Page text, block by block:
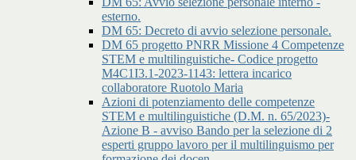
esterno.
DM 65: Decreto di avvio selezione personale.
DM 65 progetto PNRR Missione 4 Competenze
STEM e multilinguistiche- Codice progetto
M4C1I3.1-2023-1143: lettera incarico
collaboratore Ruotolo Maria
Azioni di potenziamento delle competenze
STEM e multilinguistiche (D.M. n. 65/2023)-
Azione B - avviso Bando per la selezione di 2
esperti gruppo lavoro per il multilinguismo per